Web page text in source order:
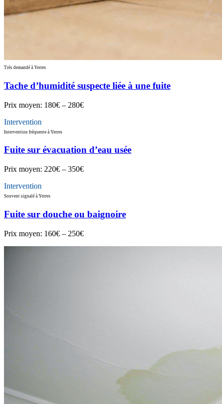
Très demandé à Yerres
Tache d’humidité suspecte liée à une fuite
Prix moyen: 180€ – 280€
Intervention
Intervention fréquente à Yerres
Fuite sur évacuation d’eau usée
Prix moyen: 220€ – 350€
Intervention
Souvent signalé à Yerres
Fuite sur douche ou baignoire
Prix moyen: 160€ – 250€